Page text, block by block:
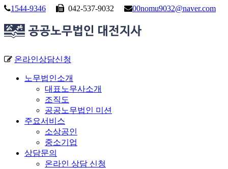
1544-9346 042-537-9032 00nomu9032@naver.com
온라인상담신청
노무법인소개
대표노무사소개
조직도
공공노무법인 미션
주요서비스
소상공인
중소기업
상담문의
온라인 상담 신청